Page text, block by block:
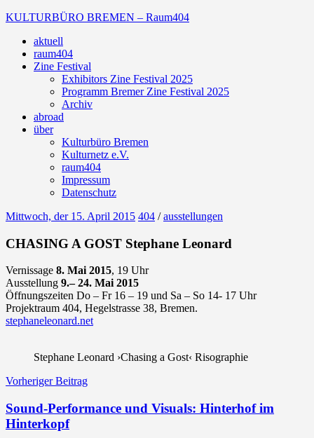
Zum
springen
KULTURBÜRO BREMEN – Raum404
Galerie
aktuell
raum404
Zine Festival
Exhibitors Zine Festival 2025
Programm Bremer Zine Festival 2025
Archiv
abroad
über
Kulturbüro Bremen
Kulturnetz e.V.
raum404
Impressum
Datenschutz
Mittwoch, der 15. April 2015 404 /ausstellungen
CHASING A GOST Stephane Leonard
Vernissage 8. Mai 2015, 19 Uhr
Ausstellung 9.– 24. Mai 2015
Öffnungszeiten Do – Fr 16 – 19 und Sa – So 14- 17 Uhr
Projektraum 404, Hegelstrasse 38, Bremen.
stephaneleonard.net
Stephane Leonard ›Chasing a Gost‹ Risographie
Beitragsnavigation
Vorheriger Beitrag
Sound-Performance und Visuals: Hinterhof im
Hinterkopf